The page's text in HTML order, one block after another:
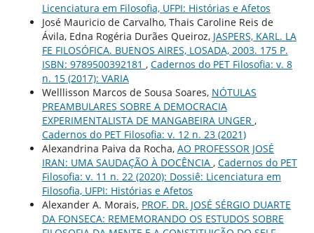
Licenciatura em Filosofia, UFPI: Histórias e Afetos
José Mauricio de Carvalho, Thais Caroline Reis de
Ávila, Edna Rogéria Durães Queiroz, JASPERS, KARL. LA
FE FILOSÓFICA. BUENOS AIRES, LOSADA, 2003. 175 P.
ISBN: 9789500392181 , Cadernos do PET Filosofia: v. 8
n. 15 (2017): VARIA
Welllisson Marcos de Sousa Soares, NÓTULAS
PREAMBULARES SOBRE A DEMOCRACIA
EXPERIMENTALISTA DE MANGABEIRA UNGER ,
Cadernos do PET Filosofia: v. 12 n. 23 (2021)
Alexandrina Paiva da Rocha, AO PROFESSOR JOSÉ
IRAN: UMA SAUDAÇÃO À DOCÊNCIA , Cadernos do PET
Filosofia: v. 11 n. 22 (2020): Dossiê: Licenciatura em
Filosofia, UFPI: Histórias e Afetos
Alexander A. Morais, PROF. DR. JOSÉ SÉRGIO DUARTE
DA FONSECA: REMEMORANDO OS ESTUDOS SOBRE